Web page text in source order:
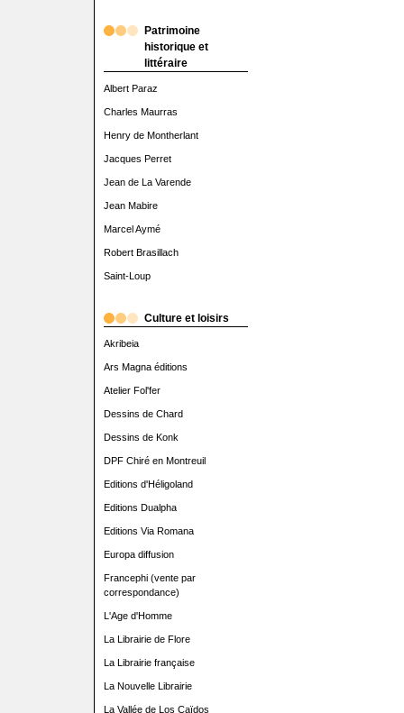
Patrimoine
historique et
littéraire
Albert Paraz
Charles Maurras
Henry de Montherlant
Jacques Perret
Jean de La Varende
Jean Mabire
Marcel Aymé
Robert Brasillach
Saint-Loup
Culture et loisirs
Akribeia
Ars Magna éditions
Atelier Fol'fer
Dessins de Chard
Dessins de Konk
DPF Chiré en Montreuil
Editions d'Héligoland
Editions Dualpha
Editions Via Romana
Europa diffusion
Francephi (vente par
correspondance)
L'Age d'Homme
La Librairie de Flore
La Librairie française
La Nouvelle Librairie
La Vallée de Los Caïdos